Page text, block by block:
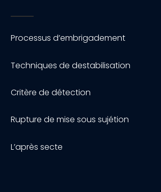
Processus d’embrigadement
Techniques de destabilisation
Critère de détection
Rupture de mise sous sujétion
L’après secte